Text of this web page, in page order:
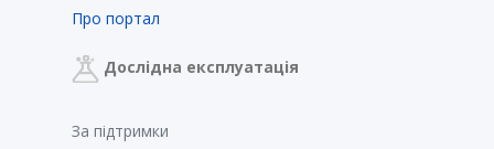
Про портал
Дослідна експлуатація
За підтримки